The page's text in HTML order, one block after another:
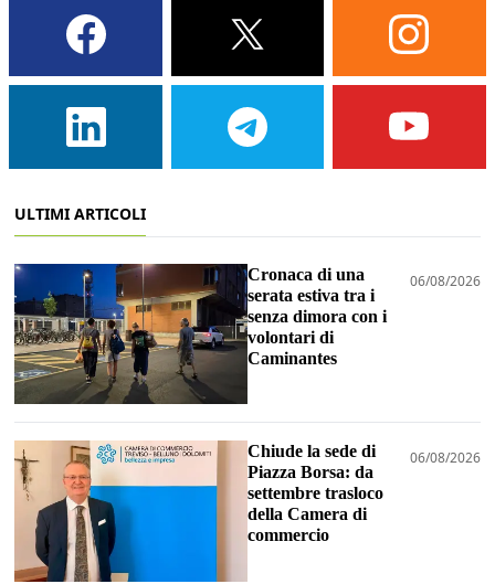
ULTIMI ARTICOLI
Cronaca di una
serata estiva tra i
senza dimora con i
volontari di
Caminantes
06/08/2026
Chiude la sede di
Piazza Borsa: da
settembre trasloco
della Camera di
commercio
06/08/2026